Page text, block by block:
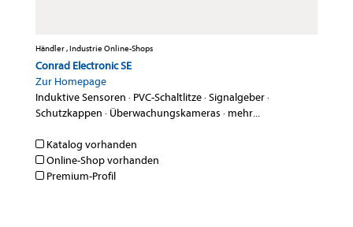
Händler , Industrie Online-Shops
Conrad Electronic SE
Zur Homepage
Induktive Sensoren · PVC-Schaltlitze·Signalgeber·
Schutzkappen · Überwachungskameras · mehr...
Katalog vorhanden
Online-Shop vorhanden
Premium-Profil